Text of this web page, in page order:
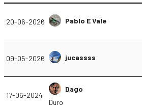
20-06-2026 Pablo E Vale
09-05-2026 jucassss
17-06-2024
Dago
Duro